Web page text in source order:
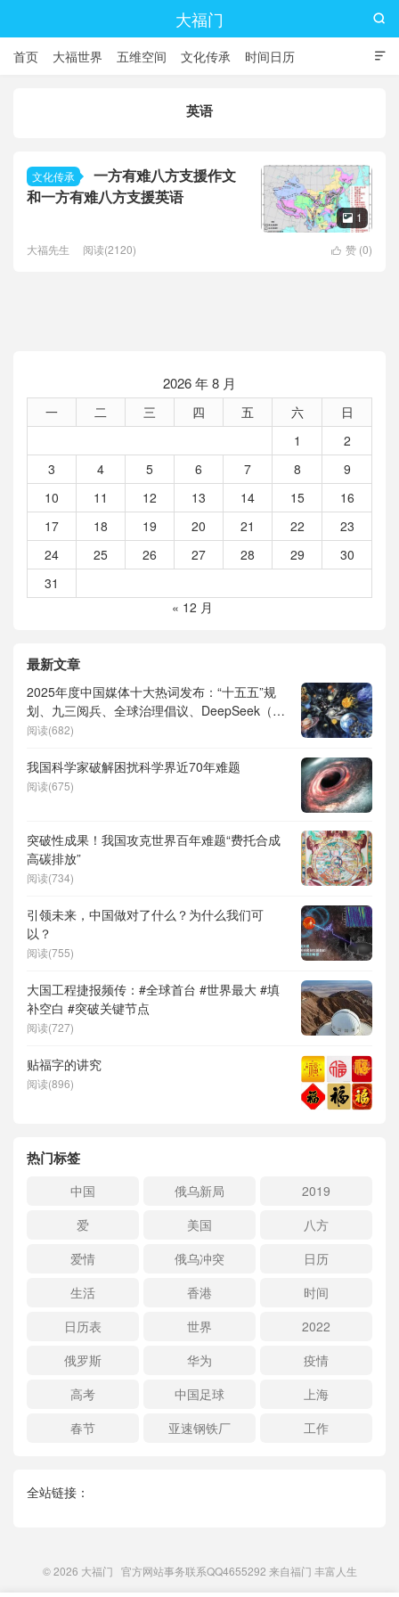
大福门

首页 大福世界 五维空间 文化传承 时间日历

英语
文化传承
一方有难八方支援作文
和一方有难八方支援英语
 1
 赞 (0)
大福先生 阅读(2120)
2026 年 8 月
一 二 三 四 五 六
日
1
2
3
4 5 6 7 8
9
10
11 12 13 14 15
16
17
18 19 20 21 22
23
24
25 26 27 28 29
30
31
« 12 月
最新文章
2025年度中国媒体十大热词发布：“十五五”规
划、九三阅兵、全球治理倡议、DeepSeek（深
度求索）、人形机器人、苏超、票根经济、育
阅读(682)
我国科学家破解困扰科学界近70年难题
阅读(675)
突破性成果！我国攻克世界百年难题“费托合成
高碳排放”
阅读(734)
引领未来，中国做对了什么？为什么我们可
以？
阅读(755)
大国工程捷报频传：#全球首台 #世界最大 #填
补空白 #突破关键节点
阅读(727)
贴福字的讲究
阅读(896)
热门标签
中国 俄乌新局
2019
爱
美国
八方
爱情
俄乌冲突
日历
生活
香港
时间
日历表
世界
2022
俄罗斯
华为
疫情
高考
中国足球
上海
春节
亚速钢铁厂 工作
全站链接：
© 2026 大福门 官方网站事务联系QQ4655292 来自福门 丰富人生